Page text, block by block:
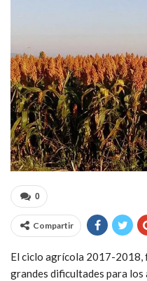
0
Compartir
El ciclo agrícola 2017-2018,
grandes dificultades para los